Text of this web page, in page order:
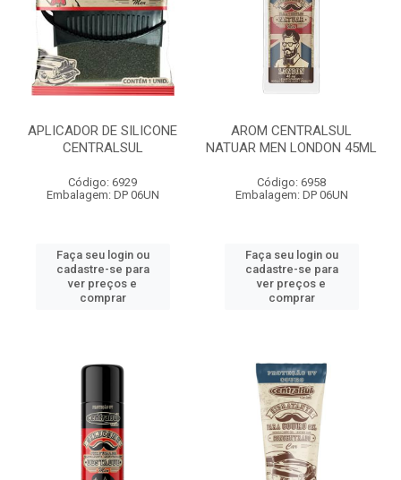
APLICADOR DE SILICONE
CENTRALSUL
Código: 6929
Embalagem: DP 06UN
Faça seu login ou
cadastre-se para
ver preços e
comprar
AROM CENTRALSUL
NATUAR MEN LONDON 45ML
Código: 6958
Embalagem: DP 06UN
Faça seu login ou
cadastre-se para
ver preços e
comprar